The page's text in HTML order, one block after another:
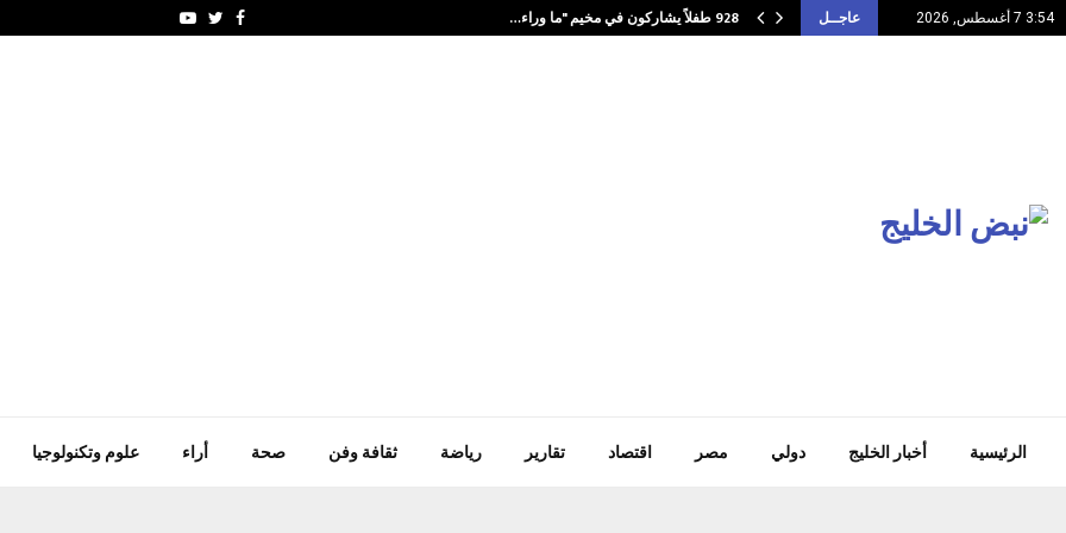
3:54 7 أغسطس, 2026 عاجــل 928 طفلاً يشاركون في مخيم "ما وراء… Facebook
Twitter
Youtube
الرئيسية أخبار الخليج دولي مصر اقتصاد تقارير رياضة ثقافة وفن صحة أراء علوم وتكنولوجيا